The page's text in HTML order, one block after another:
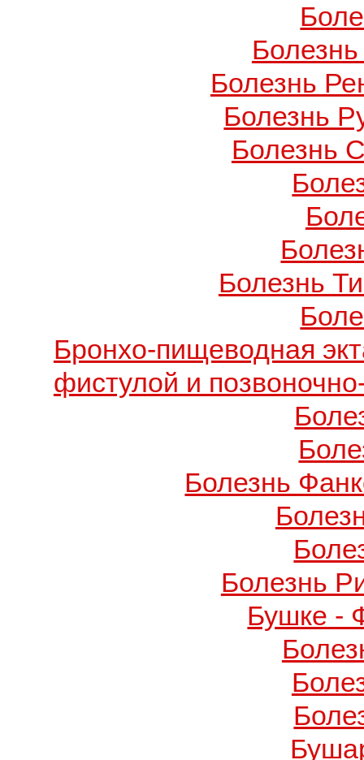
Болезнь
Болезнь
Болезнь
Болезнь
Бронхо-пищеводная
фистулой и
Болезнь
Болезнь
Бушке -